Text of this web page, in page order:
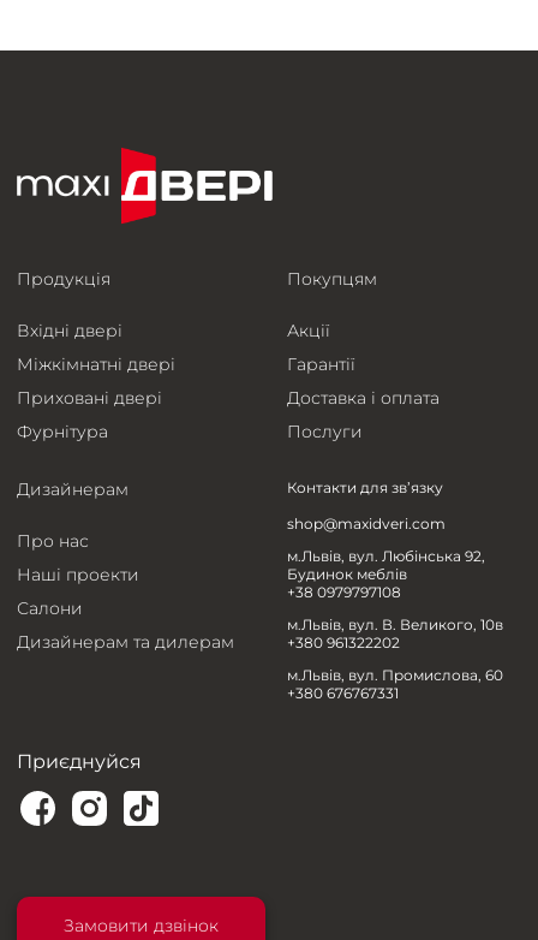
Продукція
Вхідні двері
Міжкімнатні двері
Приховані двері
Фурнітура
Покупцям
Акції
Гарантії
Доставка і оплата
Послуги
Дизайнерам
Про нас
Наші проекти
Салони
Дизайнерам та дилерам
Контакти для зв’язку
shop@maxidveri.com
м.Львів, вул. Любінська 92,
Будинок меблів
+38 0979797108
м.Львів, вул. В. Великого, 10в
+380 961322202
м.Львів, вул. Промислова, 60
+380 676767331
Приєднуйся
Замовити дзвінок